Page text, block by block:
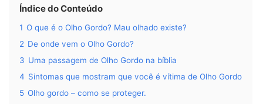
Índice do Conteúdo
1 O que é o Olho Gordo? Mau olhado existe?
2 De onde vem o Olho Gordo?
3 Uma passagem de Olho Gordo na bíblia
4 Sintomas que mostram que você é vítima de Olho Gordo
5 Olho gordo – como se proteger.